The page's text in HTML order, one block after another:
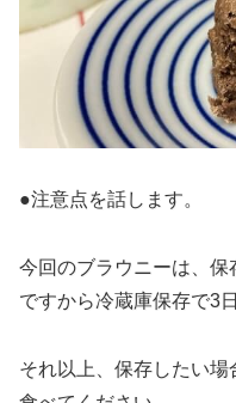
●注意点を話します。
今回のブラウニーは、保
ですから冷蔵庫保存で3
それ以上、保存したい